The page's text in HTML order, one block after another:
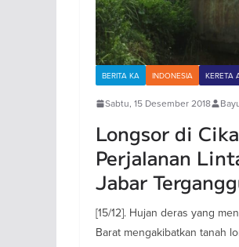
BERITA KA INDONESIA KERETA
Sabtu, 15 Desember 2018
Longsor di
Perjalanan
Jabar
[15/12]. Hujan deras yang
Barat mengakibatkan tanah